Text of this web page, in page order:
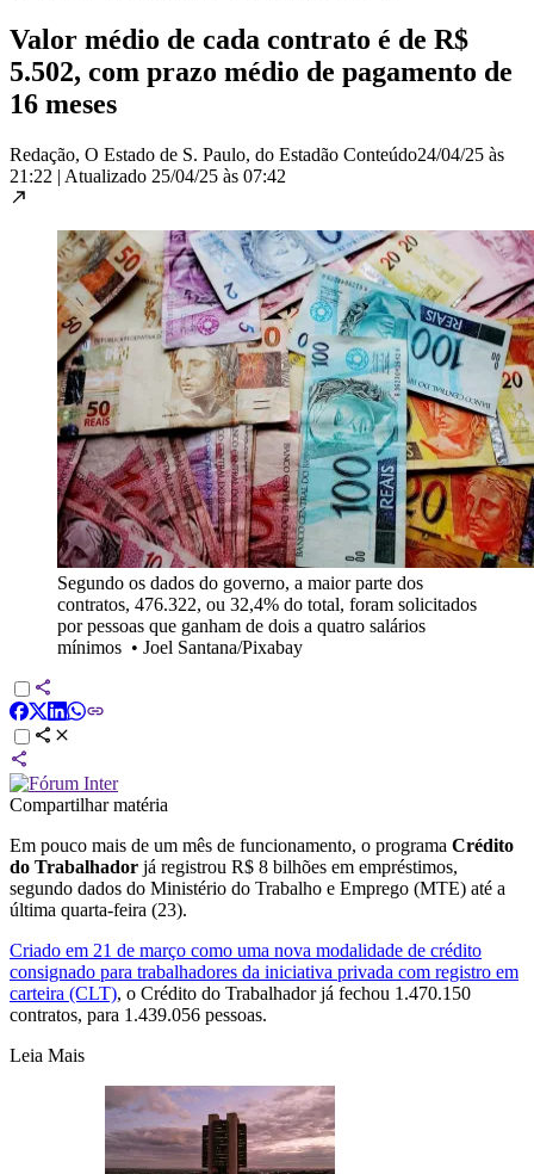
Valor médio de cada contrato é de R$
5.502, com prazo médio de pagamento de
16 meses
Redação, O Estado de S. Paulo, do Estadão Conteúdo24/04/25 às
21:22 | Atualizado 25/04/25 às 07:42
Segundo os dados do governo, a maior parte dos
contratos, 476.322, ou 32,4% do total, foram solicitados
por pessoas que ganham de dois a quatro salários
mínimos • Joel Santana/Pixabay
Compartilhar matéria
Em pouco mais de um mês de funcionamento, o programa Crédito
do Trabalhador já registrou R$ 8 bilhões em empréstimos,
segundo dados do Ministério do Trabalho e Emprego (MTE) até a
última quarta-feira (23).
Criado em 21 de março como uma nova modalidade de crédito
consignado para trabalhadores da iniciativa privada com registro em
carteira (CLT), o Crédito do Trabalhador já fechou 1.470.150
contratos, para 1.439.056 pessoas.
Leia Mais